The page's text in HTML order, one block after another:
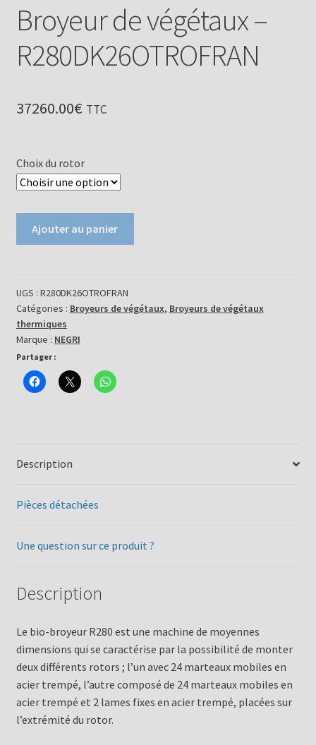
Broyeur de végétaux –
R280DK26OTROFRAN
37260.00€ TTC
Choix du rotor
végétaux
-
R280DK26OTROFRAN
Ajouter au panier
UGS : R280DK26OTROFRAN
Catégories : Broyeurs de végétaux, Broyeurs de végétaux
thermiques
Marque : NEGRI
Partager :
Description
Pièces détachées
Une question sur ce produit ?
Description
Le bio-broyeur R280 est une machine de moyennes
dimensions qui se caractérise par la possibilité de monter
deux différents rotors ; l’un avec 24 marteaux mobiles en
acier trempé, l’autre composé de 24 marteaux mobiles en
acier trempé et 2 lames fixes en acier trempé, placées sur
l’extrémité du rotor.